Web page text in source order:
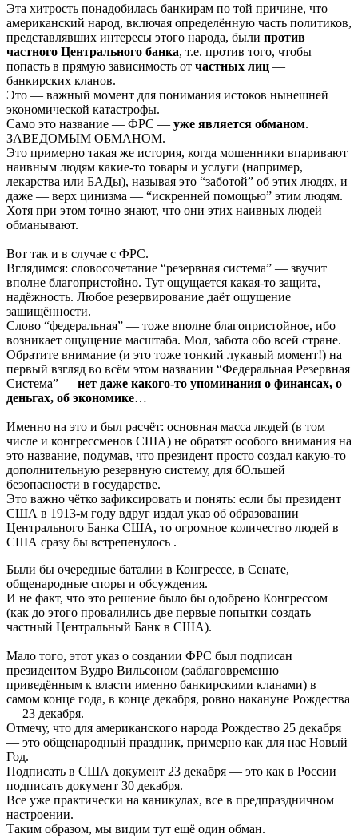
Эта хитрость понадобилась банкирам по той причине, что
американский народ, включая определённую часть политиков,
представлявших интересы этого народа, были против
частного Центрального банка, т.е. против того, чтобы
попасть в прямую зависимость от частных лиц —
банкирских кланов.
Это — важный момент для понимания истоков нынешней
экономической катастрофы.
Само это название — ФРС — уже является обманом.
ЗАВЕДОМЫМ ОБМАНОМ.
Это примерно такая же история, когда мошенники впаривают
наивным людям какие-то товары и услуги (например,
лекарства или БАДы), называя это “заботой” об этих людях, и
даже — верх цинизма — “искренней помощью” этим людям.
Хотя при этом точно знают, что они этих наивных людей
обманывают.
Вот так и в случае с ФРС.
Вглядимся: словосочетание “резервная система” — звучит
вполне благопристойно. Тут ощущается какая-то защита,
надёжность. Любое резервирование даёт ощущение
защищённости.
Слово “федеральная” — тоже вполне благопристойное, ибо
возникает ощущение масштаба. Мол, забота обо всей стране.
Обратите внимание (и это тоже тонкий лукавый момент!) на
первый взгляд во всём этом названии “Федеральная Резервная
Система” — нет даже какого-то упоминания о финансах, о
деньгах, об экономике…
Именно на это и был расчёт: основная масса людей (в том
числе и конгрессменов США) не обратят особого внимания на
это название, подумав, что президент просто создал какую-то
дополнительную резервную систему, для бОльшей
безопасности в государстве.
Это важно чётко зафиксировать и понять: если бы президент
США в 1913-м году вдруг издал указ об образовании
Центрального Банка США, то огромное количество людей в
США сразу бы встрепенулось .
Были бы очередные баталии в Конгрессе, в Сенате,
общенародные споры и обсуждения.
И не факт, что это решение было бы одобрено Конгрессом
(как до этого провалились две первые попытки создать
частный Центральный Банк в США).
Мало того, этот указ о создании ФРС был подписан
президентом Вудро Вильсоном (заблаговременно
приведённым к власти именно банкирскими кланами) в
самом конце года, в конце декабря, ровно накануне Рождества
— 23 декабря.
Отмечу, что для американского народа Рождество 25 декабря
— это общенародный праздник, примерно как для нас Новый
Год.
Подписать в США документ 23 декабря — это как в России
подписать документ 30 декабря.
Все уже практически на каникулах, все в предпраздничном
настроении.
Таким образом, мы видим тут ещё один обман.